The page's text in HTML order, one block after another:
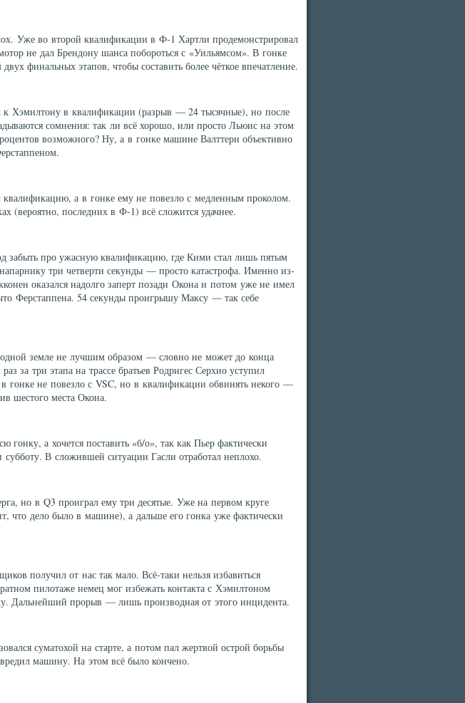
Уже во второй квалификации в Ф-1 Хартли продемонстрировал
не дал Брендону шанса побороться с «Уильямсом». В гонке
финальных этапов, чтобы составить более чёткое впечатление.
к Хэмилтону в квалификации (разрыв — 24 тысячные), но после
сомнения: так ли всё хорошо, или просто Льюис на этом
возможного? Ну, а в гонке машине Валттери объективно
а в гонке ему не повезло с медленным проколом.
(вероятно, последних в Ф-1) всё сложится удачнее.
забыть про ужасную квалификацию, где Кими стал лишь пятым
три четверти секунды — просто катастрофа. Именно из-
оказался надолго заперт позади Окона и потом уже не имел
Ферстаппена. 54 секунды проигрышу Максу — так себе
земле не лучшим образом — словно не может до конца
за три этапа на трассе братьев Родригес Серхио уступил
гонке не повезло с VSC, но в квалификации обвинять некого —
шестого места Окона.
гонку, а хочется поставить «б/о», так как Пьер фактически
В сложившей ситуации Гасли отработал неплохо.
но в Q3 проиграл ему три десятые. Уже на первом круге
что дело было в машине), а дальше его гонка уже фактически
получил от нас так мало. Всё-таки нельзя избавиться
пилотаже немец мог избежать контакта с Хэмилтоном
Дальнейший прорыв — лишь производная от этого инцидента.
суматохой на старте, а потом пал жертвой острой борьбы
машину. На этом всё было кончено.